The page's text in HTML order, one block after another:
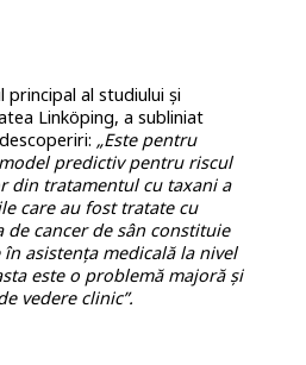
principal al studiului și
Linköping, a subliniat
„Este pentru
predictiv pentru riscul
din tratamentul cu taxani a
care au fost tratate cu
cancer de sân constituie
asistența medicală la nivel
este o problemă majoră și
vedere clinic”.